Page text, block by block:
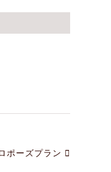
ポーズプラン